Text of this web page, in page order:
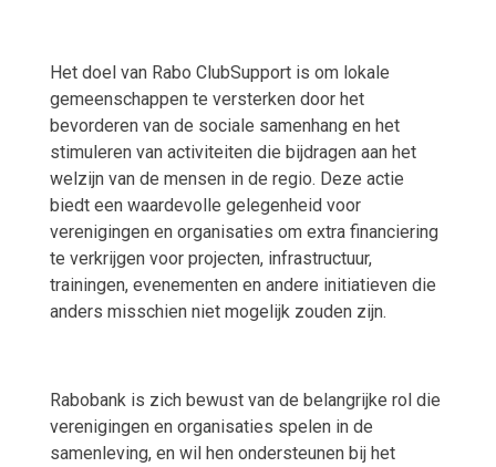
Het doel van Rabo ClubSupport is om lokale
gemeenschappen te versterken door het
bevorderen van de sociale samenhang en het
stimuleren van activiteiten die bijdragen aan het
welzijn van de mensen in de regio. Deze actie
biedt een waardevolle gelegenheid voor
verenigingen en organisaties om extra financiering
te verkrijgen voor projecten, infrastructuur,
trainingen, evenementen en andere initiatieven die
anders misschien niet mogelijk zouden zijn.
Rabobank is zich bewust van de belangrijke rol die
verenigingen en organisaties spelen in de
samenleving, en wil hen ondersteunen bij het